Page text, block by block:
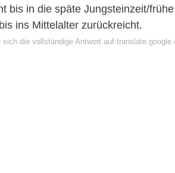
bis in die späte Jungsteinzeit/
ins Mittelalter zurückreicht.
sich die vollständige Antwort auf